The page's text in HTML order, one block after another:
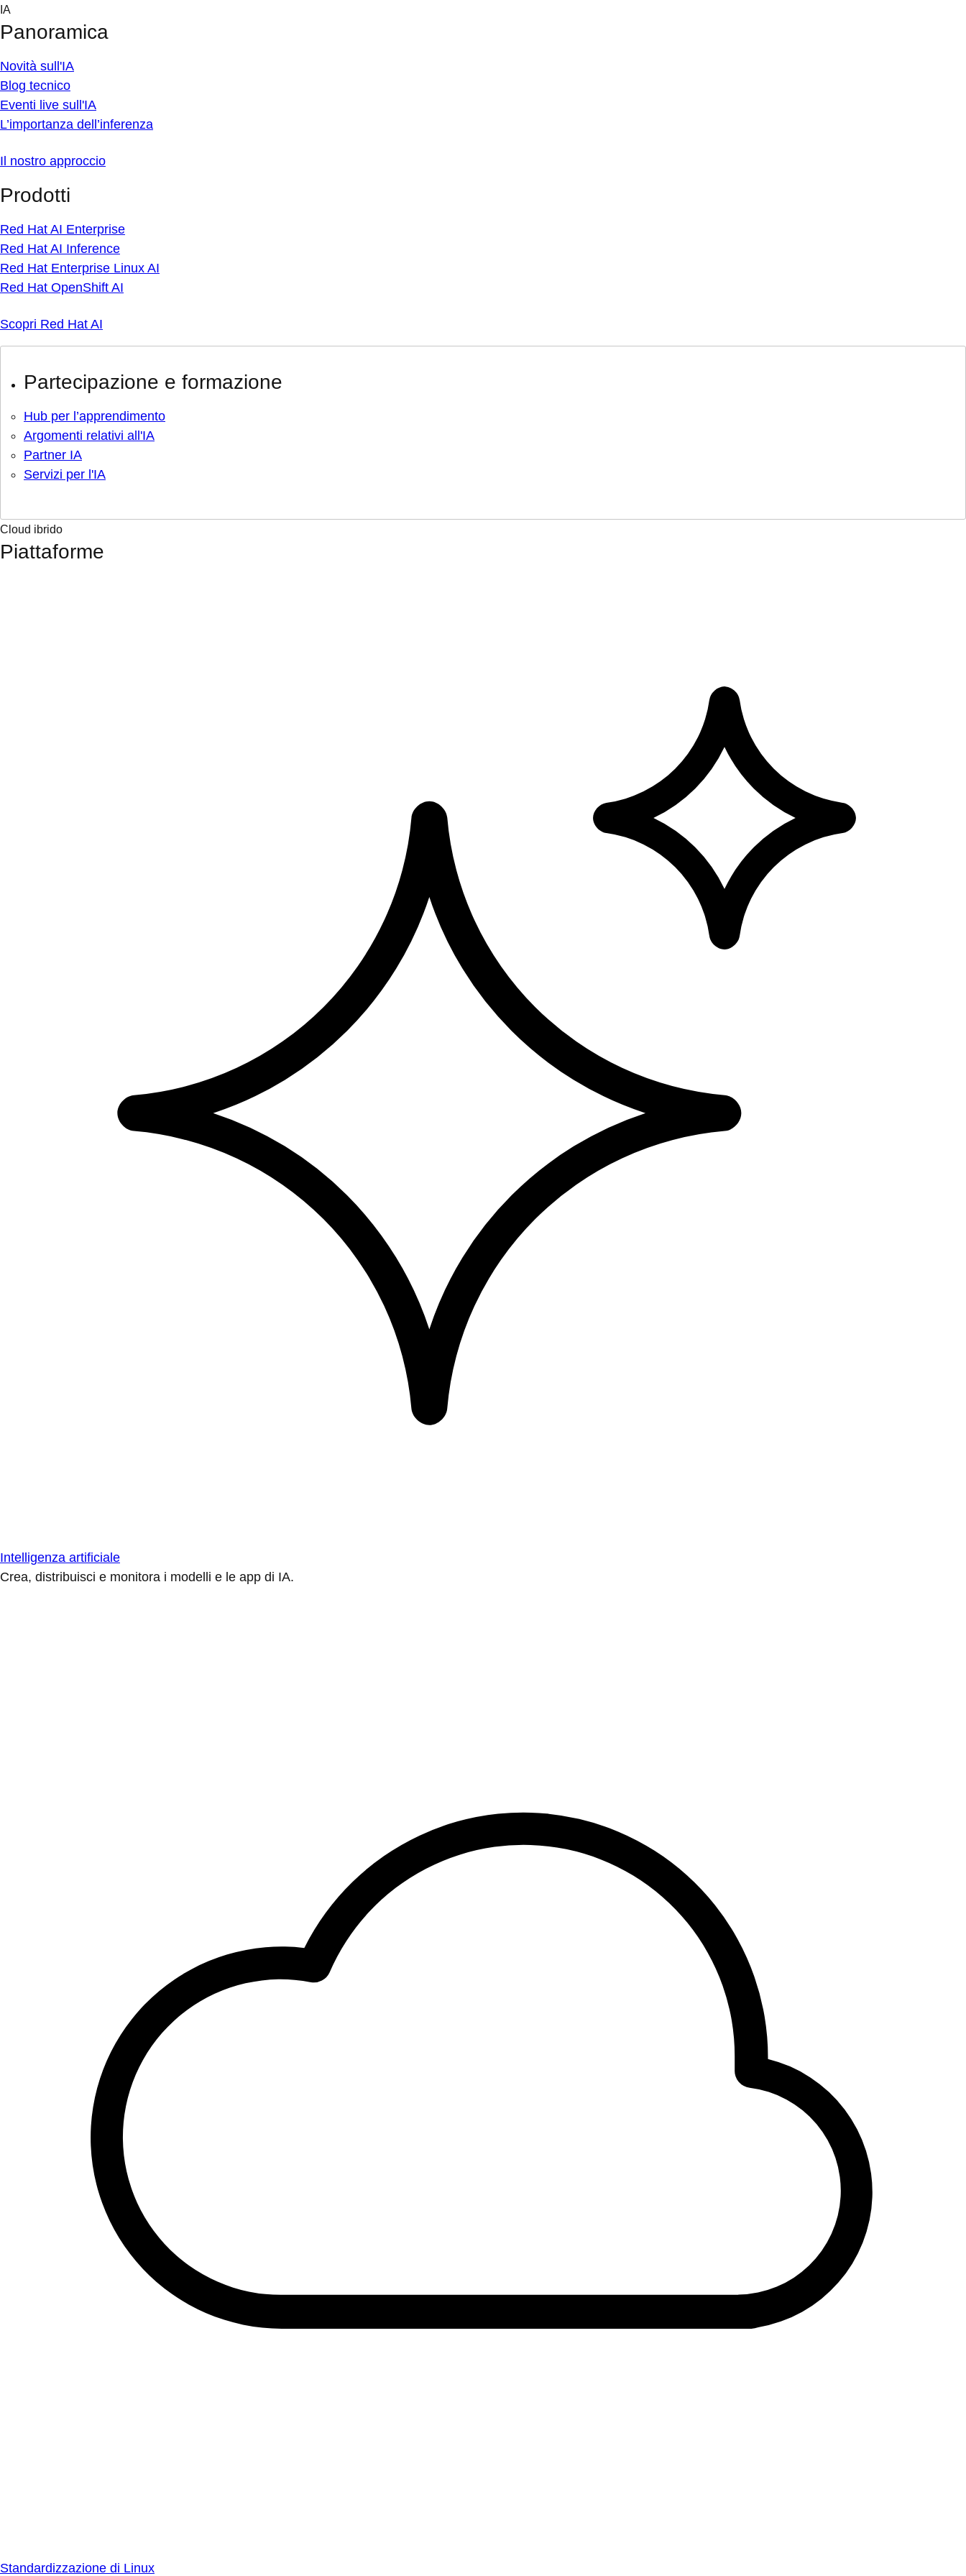
Skip
content
IA
Panoramica
Novità sull'IA
Blog tecnico
Eventi live sull'IA
L’importanza dell’inferenza
Il nostro approccio
Prodotti
Red Hat AI Enterprise
Red Hat AI Inference
Red Hat Enterprise Linux AI
Red Hat OpenShift AI
Scopri Red Hat AI
Partecipazione e formazione
Hub per l’apprendimento
Argomenti relativi all'IA
Partner IA
Servizi per l'IA
Cloud ibrido
Piattaforme
Intelligenza artificiale
Crea, distribuisci e monitora i modelli e le app di IA.
Standardizzazione di Linux